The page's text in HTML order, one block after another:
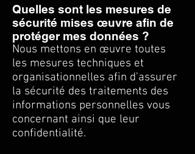
Quelles sont les mesures de
sécurité mises œuvre afin de
protéger mes données ?
Nous mettons en œuvre toutes
les mesures techniques et
organisationnelles afin d’assurer
la sécurité des traitements des
informations personnelles vous
concernant ainsi que leur
confidentialité.